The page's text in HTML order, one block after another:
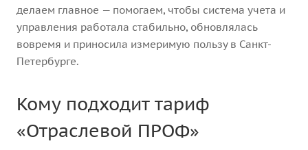
делаем главное — помогаем, чтобы система учета и
управления работала стабильно, обновлялась
вовремя и приносила измеримую пользу в Санкт-
Петербурге.
Кому подходит тариф
«Отраслевой ПРОФ»